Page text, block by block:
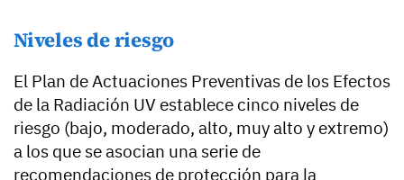
Niveles de riesgo
El Plan de Actuaciones Preventivas de los Efectos
de la Radiación UV establece cinco niveles de
riesgo (bajo, moderado, alto, muy alto y extremo)
a los que se asocian una serie de
recomendaciones de protección para la